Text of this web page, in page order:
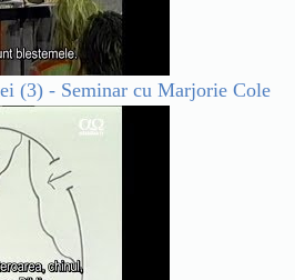
(3) - Seminar cu Marjorie Cole